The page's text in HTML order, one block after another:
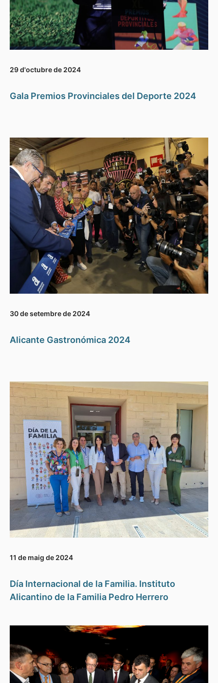
29 d'octubre de 2024
Gala Premios Provinciales del Deporte 2024
30 de setembre de 2024
Alicante Gastronómica 2024
11 de maig de 2024
Día Internacional de la Familia. Instituto
Alicantino de la Familia Pedro Herrero